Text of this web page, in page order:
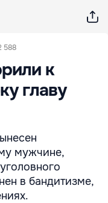
588
к
главу
мужчине,
в бандитизме,